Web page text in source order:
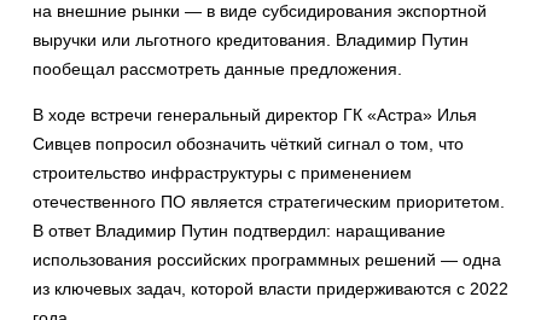
на внешние рынки — в виде субсидирования экспортной
выручки или льготного кредитования. Владимир Путин
пообещал рассмотреть данные предложения.
В ходе встречи генеральный директор ГК «Астра» Илья
Сивцев попросил обозначить чёткий сигнал о том, что
строительство инфраструктуры с применением
отечественного ПО является стратегическим приоритетом.
В ответ Владимир Путин подтвердил: наращивание
использования российских программных решений — одна
из ключевых задач, которой власти придерживаются с 2022